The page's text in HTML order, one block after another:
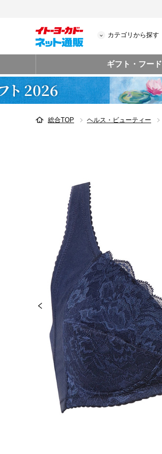
カテゴリから探す
ギフト・フード
総合TOP ヘルス・ビューティー